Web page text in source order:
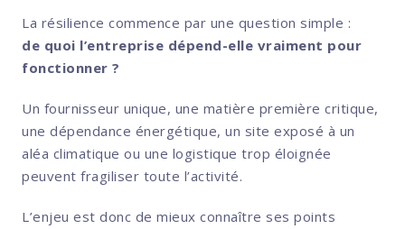
La résilience commence par une question simple :
de quoi l’entreprise dépend-elle vraiment pour
fonctionner ?
Un fournisseur unique, une matière première critique,
une dépendance énergétique, un site exposé à un
aléa climatique ou une logistique trop éloignée
peuvent fragiliser toute l’activité.
L’enjeu est donc de mieux connaître ses points